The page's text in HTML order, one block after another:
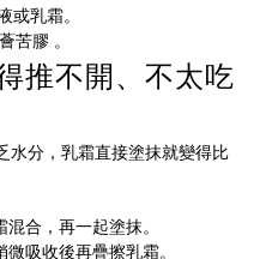
乳霜。
苦膠 。
推不開、不太吃
水分，乳霜直接塗抹就變得比
合，再一起塗抹。
吸收後再疊擦乳霜。